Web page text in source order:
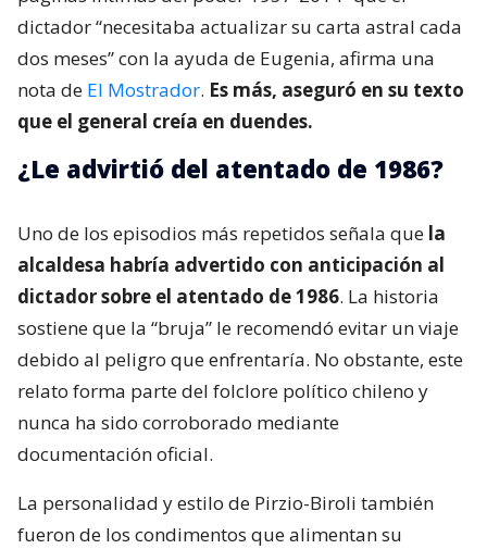
dictador “necesitaba actualizar su carta astral cada
dos meses” con la ayuda de Eugenia, afirma una
nota de El Mostrador. Es más, aseguró en su texto
que el general creía en duendes.
¿Le advirtió del atentado de 1986?
Uno de los episodios más repetidos señala que la
alcaldesa habría advertido con anticipación al
dictador sobre el atentado de 1986. La historia
sostiene que la “bruja” le recomendó evitar un viaje
debido al peligro que enfrentaría. No obstante, este
relato forma parte del folclore político chileno y
nunca ha sido corroborado mediante
documentación oficial.
La personalidad y estilo de Pirzio-Biroli también
fueron de los condimentos que alimentan su